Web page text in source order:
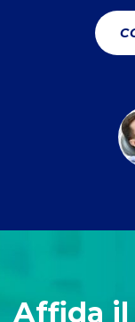
Affida il